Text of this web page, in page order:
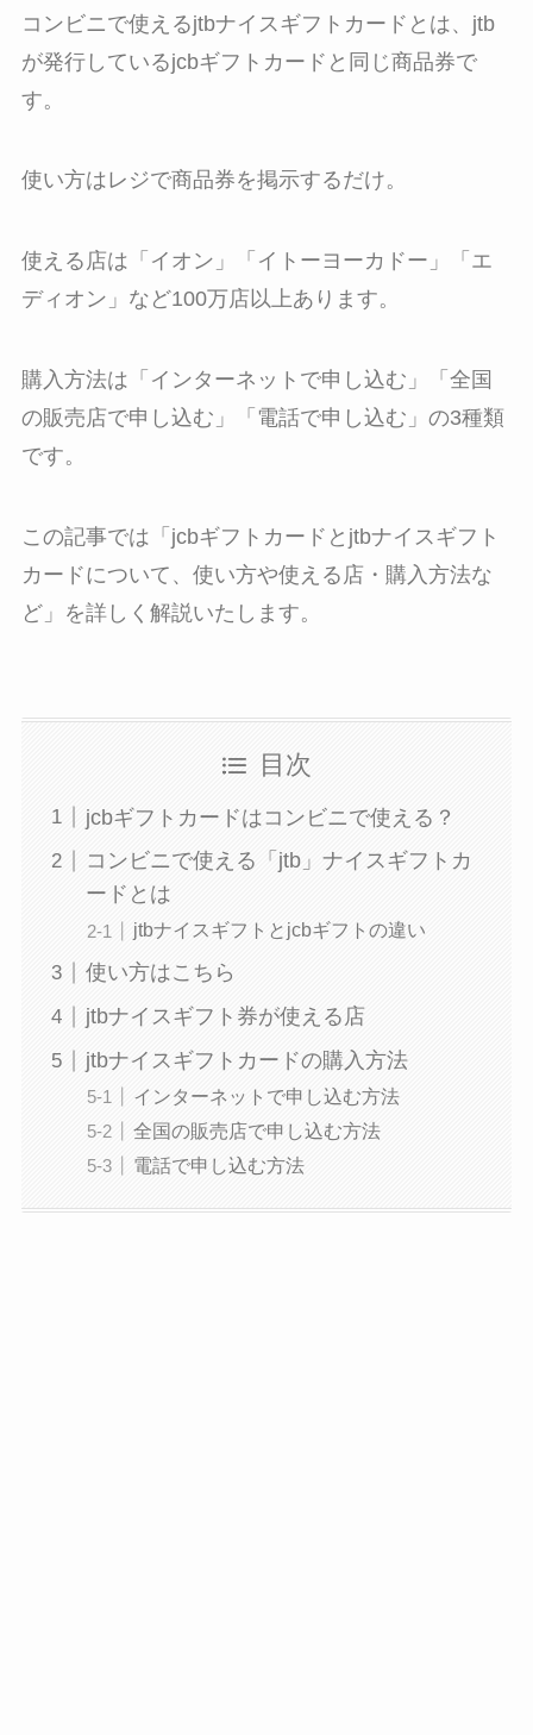
コンビニで使えるjtbナイスギフトカードとは、jtb
が発行しているjcbギフトカードと同じ商品券で
す。
使い方はレジで商品券を掲示するだけ。
使える店は「イオン」「イトーヨーカドー」「エ
ディオン」など100万店以上あります。
購入方法は「インターネットで申し込む」「全国
の販売店で申し込む」「電話で申し込む」の3種類
です。
この記事では「jcbギフトカードとjtbナイスギフト
カードについて、使い方や使える店・購入方法な
ど」を詳しく解説いたします。
目次
jcbギフトカードはコンビニで使える？
コンビニで使える「jtb」ナイスギフトカ
ードとは
jtbナイスギフトとjcbギフトの違い
使い方はこちら
jtbナイスギフト券が使える店
jtbナイスギフトカードの購入方法
インターネットで申し込む方法
全国の販売店で申し込む方法
電話で申し込む方法